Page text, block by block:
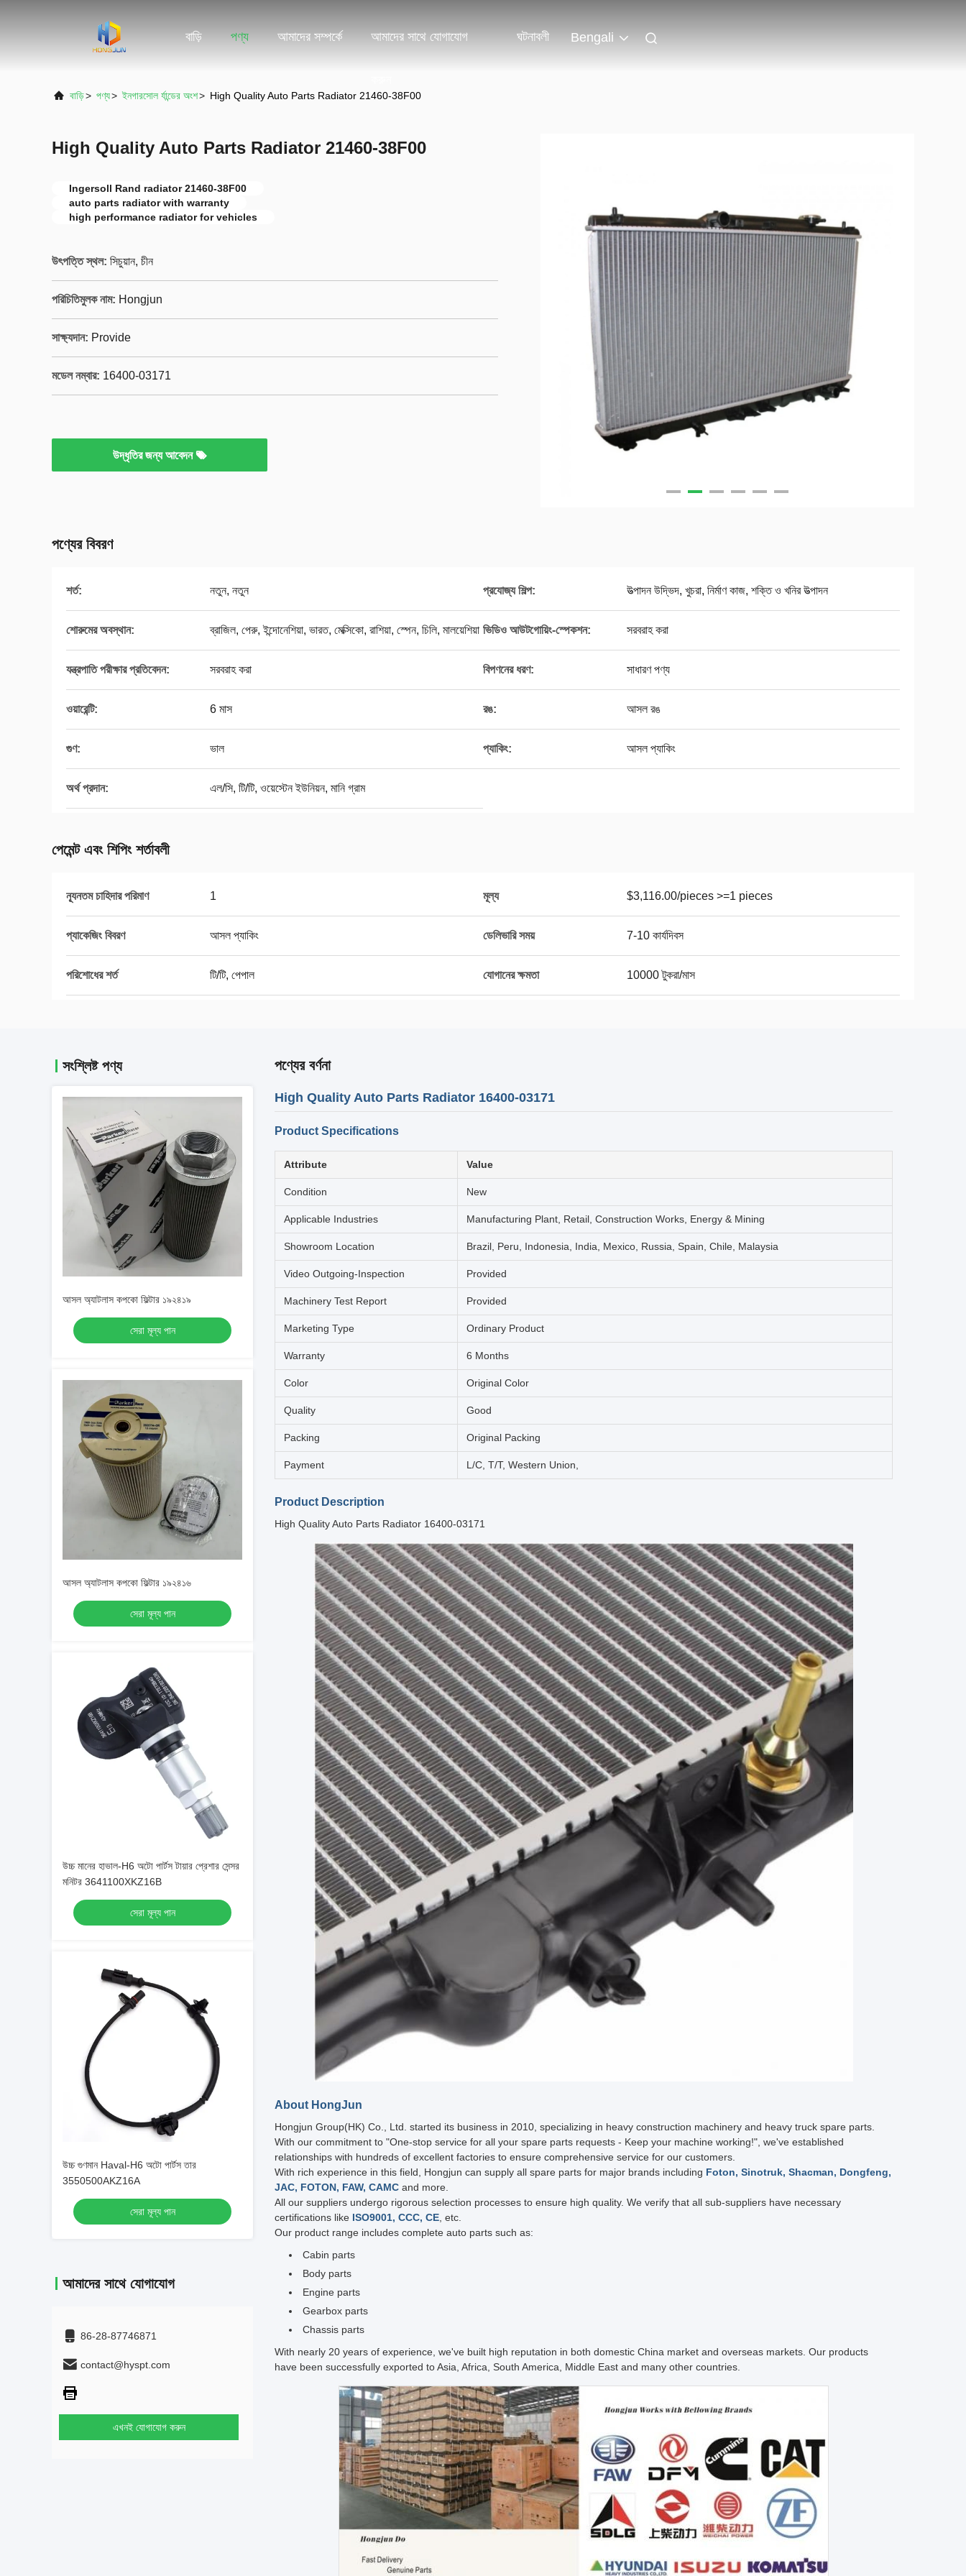
বাড়ি পণ্য আমাদের সম্পর্কে আমাদের সাথে যোগাযোগ ঘটনাবলী Bengali
বাড়ি> পণ্য> ইনগারসোল র্যান্ডের অংশ> High Quality Auto Parts Radiator 21460-38F00
High Quality Auto Parts Radiator 21460-38F00
Ingersoll Rand radiator 21460-38F00
auto parts radiator with warranty
high performance radiator for vehicles
উৎপত্তি স্থল: সিচুয়ান, চীন
পরিচিতিমুলক নাম: Hongjun
সাক্ষ্যদান: Provide
মডেল নম্বার: 16400-03171
উদ্ধৃতির জন্য আবেদন
পণ্যের বিবরণ
শর্ত: নতুন, নতুন প্রযোজ্য শিল্প: উত্পাদন উদ্ভিদ, খুচরা, নির্মাণ কাজ, শক্তি ও খনির উত্পাদন
শোরুমের অবস্থান: ব্রাজিল, পেরু, ইন্দোনেশিয়া, ভারত, মেক্সিকো, রাশিয়া, স্পেন, চিলি, মালয়েশিয়া ভিডিও আউটগোয়িং-স্পেকশন: সরবরাহ করা
যন্ত্রপাতি পরীক্ষার প্রতিবেদন: সরবরাহ করা বিপণনের ধরণ: সাধারণ পণ্য
ওয়ারেন্টি: 6 মাস রঙ: আসল রঙ
গুণ: ভাল প্যাকিং: আসল প্যাকিং
অর্থ প্রদান: এল/সি, টি/টি, ওয়েস্টেন ইউনিয়ন, মানি গ্রাম
পেমেন্ট এবং শিপিং শর্তাবলী
ন্যূনতম চাহিদার পরিমাণ 1 মূল্য $3,116.00/pieces >=1 pieces
প্যাকেজিং বিবরণ আসল প্যাকিং ডেলিভারি সময় 7-10 কার্যদিবস
পরিশোধের শর্ত টি/টি, পেপাল যোগানের ক্ষমতা 10000 টুকরা/মাস
সংশ্লিষ্ট পণ্য
আসল অ্যাটলাস কপকো ফিল্টার ১৯২৪১৯
সেরা মূল্য পান
আসল অ্যাটলাস কপকো ফিল্টার ১৯২৪১৬
সেরা মূল্য পান
উচ্চ মানের হাভাল-H6 অটো পার্টস টায়ার প্রেশার সেন্সর
মনিটর 3641100XKZ16B
সেরা মূল্য পান
উচ্চ গুণমান Haval-H6 অটো পার্টস তার
3550500AKZ16A
সেরা মূল্য পান
আমাদের সাথে যোগাযোগ
86-28-87746871
contact@hyspt.com
এখনই যোগাযোগ করুন
পণ্যের বর্ণনা
High Quality Auto Parts Radiator 16400-03171
Product Specifications
Attribute Value
Condition New
Applicable Industries Manufacturing Plant, Retail, Construction Works, Energy & Mining
Showroom Location Brazil, Peru, Indonesia, India, Mexico, Russia, Spain, Chile, Malaysia
Video Outgoing-Inspection Provided
Machinery Test Report Provided
Marketing Type Ordinary Product
Warranty 6 Months
Color Original Color
Quality Good
Packing Original Packing
Payment L/C, T/T, Western Union,
Product Description
High Quality Auto Parts Radiator 16400-03171
About HongJun
Hongjun Group(HK) Co., Ltd. started its business in 2010, specializing in heavy construction machinery and heavy truck spare parts.
With our commitment to "One-stop service for all your spare parts requests - Keep your machine working!", we've established
relationships with hundreds of excellent factories to ensure comprehensive service for our customers.
With rich experience in this field, Hongjun can supply all spare parts for major brands including Foton, Sinotruk, Shacman, Dongfeng,
JAC, FOTON, FAW, CAMC and more.
All our suppliers undergo rigorous selection processes to ensure high quality. We verify that all sub-suppliers have necessary
certifications like ISO9001, CCC, CE , etc.
Our product range includes complete auto parts such as:
Cabin parts
Body parts
Engine parts
Gearbox parts
Chassis parts
With nearly 20 years of experience, we've built high reputation in both domestic China market and overseas markets. Our products
have been successfully exported to Asia, Africa, South America, Middle East and many other countries.